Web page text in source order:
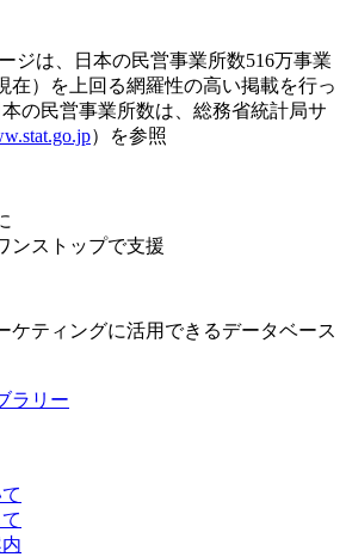
ジは、日本の民営事業所数516万事業
在）を上回る網羅性の高い掲載を行っ
の民営事業所数は、総務省統計局サ
）を参照
ンストップで支援
ケティングに活用できるデータベース